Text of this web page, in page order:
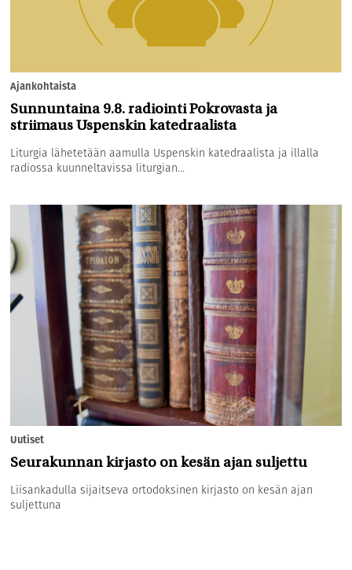
Ajankohtaista
Sunnuntaina 9.8. radiointi Pokrovasta ja
striimaus Uspenskin katedraalista
Liturgia lähetetään aamulla Uspenskin katedraalista ja illalla
radiossa kuunneltavissa liturgian...
Uutiset
Seurakunnan kirjasto on kesän ajan suljettu
Liisankadulla sijaitseva ortodoksinen kirjasto on kesän ajan
suljettuna